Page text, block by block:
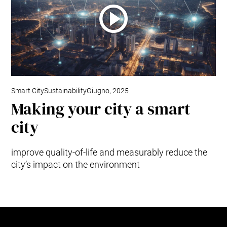
Smart CitySustainabilityGiugno, 2025
Making your city a smart
city
improve quality-of-life and measurably reduce the
city’s impact on the environment